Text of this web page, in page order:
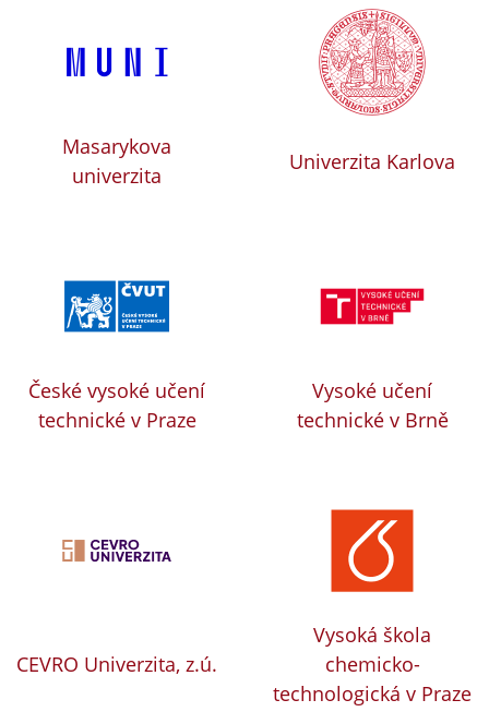
Masarykova
univerzita
Univerzita Karlova
České vysoké učení
technické v Praze
Vysoké učení
technické v Brně
CEVRO Univerzita, z.ú.
Vysoká škola
chemicko-
technologická v Praze